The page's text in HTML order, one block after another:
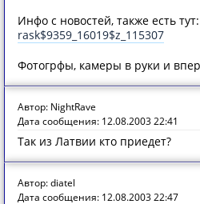
Инфо с новостей, также есть тут:
rask$9359_16019$z_115307
Фотогрфы, камеры в руки и
Автор: NightRave
Дата сообщения: 12.08.2003 22:41
Так из Латвии кто приедет?
Автор: diatel
Дата сообщения: 12.08.2003 22:47